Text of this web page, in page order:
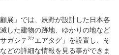
展」では、辰野が設計した日本各
した建物の跡地、ゆかりの地など
ガシテ※2エアタグ」を設置し、そ
どの詳細な情報を見る事ができま